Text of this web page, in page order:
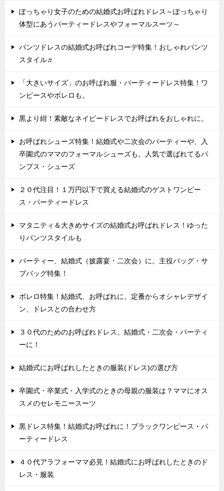
ぽっちゃり女子のための結婚式お呼ばれドレス～ぽっちゃり
体型にあうパーティードレスやフォーマルスーツ～
パンツドレスの結婚式お呼ばれコーデ特集！おしゃれパンツ
スタイル♬
「大きいサイズ」のお呼ばれ服・パーティードレス特集！ワ
ンピースやボレロも。
黒より紺！素敵なネイビードレスでお呼ばれをおしゃれに。
お呼ばれシューズ特集！結婚式や二次会のパーティーや、入
卒園式のママのフォーマルシューズも。人気で選ばれてるパ
ンプス・シューズ
２０代注目！１万円以下で買える結婚式のゲストワンピー
ス・パーティードレス
マタニティ＆大きめサイズの結婚式お呼ばれドレス！ゆった
りパンツスタイルも
パーティー、結婚式（披露宴・二次会）に。主役バッグ・サ
ブバッグ特集！
ボレロ特集！結婚式、お呼ばれに。定番からオシャレデザイ
ン、ドレスとの合わせ方
３０代のためのお呼ばれドレス。結婚式・二次会・パーティ
ーに！
結婚式にお呼ばれしたときの服装(ドレス)の選び方
卒園式・卒業式・入学式のときの母親の服装は？ママにオス
スメのセレモニースーツ
黒ドレス特集！結婚式お呼ばれに！ブラックワンピース・パ
ーティードレス
４０代アラフォーママ必見！結婚式にお呼ばれしたときのド
レス・服装